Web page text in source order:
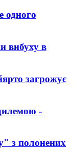
одного
вибуху в
загрожує
-
з полонених